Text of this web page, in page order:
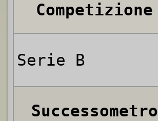
Competizione
Serie B
Successometro